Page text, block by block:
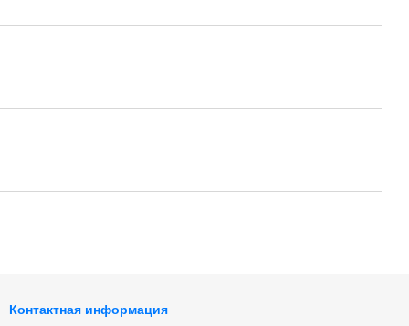
Контактная информация